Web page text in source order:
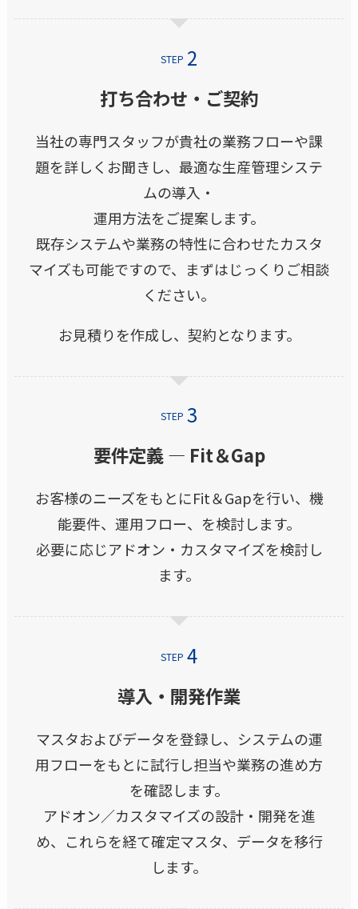
STEP
打ち合わせ・ご契約
当社の専門スタッフが貴社の業務フローや課
題を詳しくお聞きし、最適な生産管理システ
ムの導入・
運用方法をご提案します。
既存システムや業務の特性に合わせたカスタ
マイズも可能ですので、まずはじっくりご相談
ください。
お見積りを作成し、契約となります。
STEP
要件定義 ― Fit＆Gap
お客様のニーズをもとにFit＆Gapを行い、機
能要件、運用フロー、を検討します。
必要に応じアドオン・カスタマイズを検討し
ます。
STEP
導入・開発作業
マスタおよびデータを登録し、システムの運
用フローをもとに試行し担当や業務の進め方
を確認します。
アドオン／カスタマイズの設計・開発を進
め、これらを経て確定マスタ、データを移行
します。